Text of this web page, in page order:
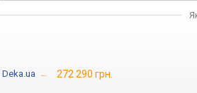
Deka.ua → 272 290 грн.